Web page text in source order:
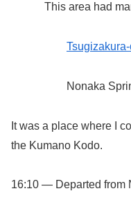
This area had
Nonaka
It was a place where I
the Kumano Kodo.
16:10 — Departed from